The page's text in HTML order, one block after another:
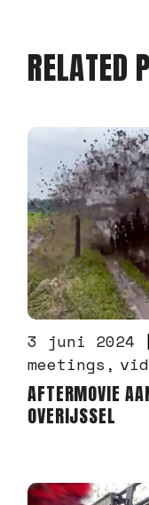
RELATED
3 juni 2024
meetings
AFTERMOVIE
OVERIJSSEL